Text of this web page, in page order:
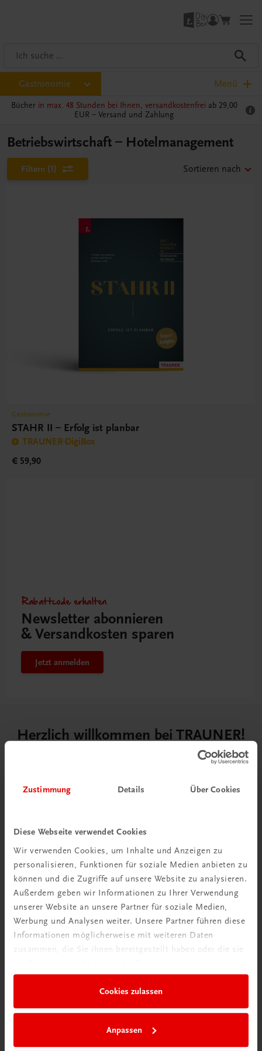
Zustimmung Details Über Cookies
Diese Webseite verwendet Cookies
Wir verwenden Cookies, um Inhalte und Anzeigen zu
personalisieren, Funktionen für soziale Medien anbieten zu
können und die Zugriffe auf unsere Website zu analysieren.
Außerdem geben wir Informationen zu Ihrer Verwendung
unserer Website an unsere Partner für soziale Medien,
Werbung und Analysen weiter. Unsere Partner führen diese
Informationen möglicherweise mit weiteren Daten
zusammen, die Sie ihnen bereitgestellt haben oder die sie
Cookies zulassen
Anpassen
Gastronomie Menü
Bücher in max. 48 Stunden bei Ihnen, versandkostenfrei ab 29,00
EUR – Versand und Zahlung
Betriebswirtschaft – Hotelmanagement
Filtern (1) Sortieren nach
Gastronomie
STAHR II – Erfolg ist planbar
TRAUNER-DigiBox
€ 59,90
Rabattcode erhalten
Newsletter abonnieren
& Versandkosten sparen
Jetzt anmelden
Herzlich willkommen bei TRAUNER!
Wir sind ein österreichisches Familienunternehmen mit
75 Mitarbeiterinnen und Mitarbeitern, die eines verbindet:
Begeisterung für unsere Produkte.
mehr erfahren
TRAUNER Verlag + Buchservice GmbH
Köglstraße 14 | 4020 Linz
buchservice@trauner.at
WhatsApp:+43 664 88 58 69 41